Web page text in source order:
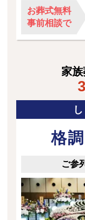
お葬式無料
事前相談で
家
3
格
ご参